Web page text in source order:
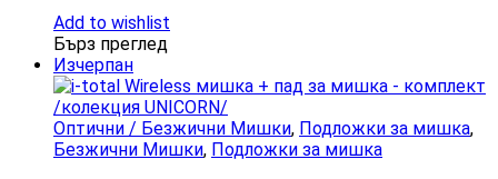
Add to wishlist
Бърз преглед
Изчерпан
Оптични / Безжични Мишки, Подложки за мишка,
Безжични Мишки, Подложки за мишка